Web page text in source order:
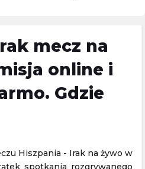
mecz na
online i
Gdzie
Hiszpania - Irak na żywo w
spotkania rozgrywanego